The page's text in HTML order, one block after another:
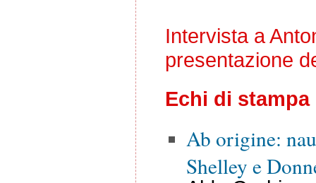
Intervista a
presentazione
Echi di stampa
Ab origine:
Shelley e